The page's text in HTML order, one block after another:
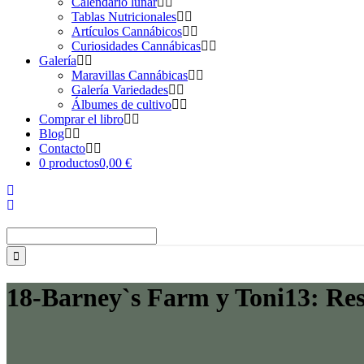
Tablas Nutricionales
Artículos Cannábicos
Curiosidades Cannábicas
Galería
Maravillas Cannábicas
Galería Variedades
Álbumes de cultivo
Comprar el libro
Blog
Contacto
0 productos0,00 €
18-Barney`s Farm y Toni13: